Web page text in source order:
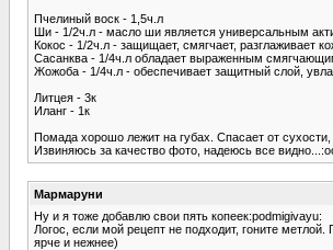
Пчелиный воск - 1,5ч.л
Ши - 1/2ч.л - масло ши является универсальным
Кокос - 1/2ч.л - защищает, смягчает, разглаживает
Сасанква - 1/4ч.л обладает выраженным
Жожоба - 1/4ч.л - обеспечивает защитный слой,
Литцея - 3к
Иланг - 1к
Помада хорошо лежит на губах. Спасает от
Извиняюсь за качество фото, надеюсь все
Мармаруни
Ну и я тоже добавлю свои пять копеек:podmigivayu:
Логос, если мой рецепт не подходит, гоните
ярче и нежнее)